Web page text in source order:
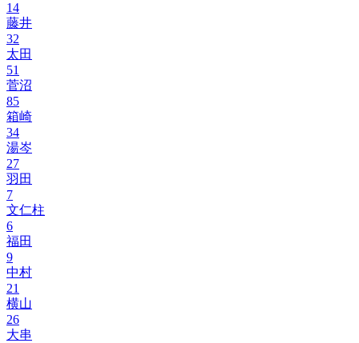
14
藤井
32
太田
51
菅沼
85
箱崎
34
湯岑
27
羽田
7
文仁柱
6
福田
9
中村
21
横山
26
大串